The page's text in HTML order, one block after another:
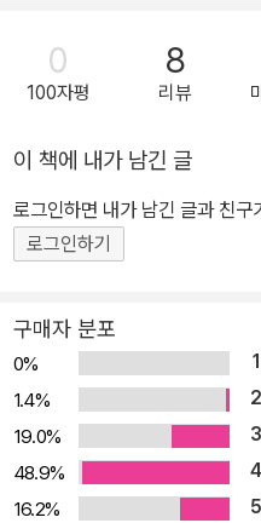
0
100자평
8
리뷰
이 책에 내가 남긴 글
로그인하면 내가 남긴 글과 친
로그인하기
구매자 분포
0%
1.4%
19.0%
48.9%
16.2%